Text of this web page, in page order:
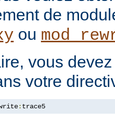
de
ou
vous
votre
: trace5